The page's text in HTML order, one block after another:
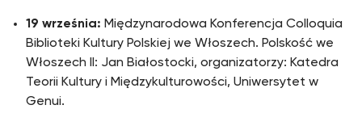
19 września: Międzynarodowa Konferencja Colloquia
Biblioteki Kultury Polskiej we Włoszech. Polskość we
Włoszech II: Jan Białostocki, organizatorzy: Katedra
Teorii Kultury i Międzykulturowości, Uniwersytet w
Genui.